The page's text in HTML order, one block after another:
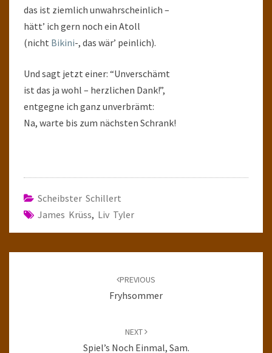
das ist ziemlich unwahrscheinlich –
hätt’ ich gern noch ein Atoll
(nicht Bikini-, das wär’ peinlich).
Und sagt jetzt einer: “Unverschämt
ist das ja wohl – herzlichen Dank!”,
entgegne ich ganz unverbrämt:
Na, warte bis zum nächsten Schrank!
Scheibster Schillert
James Krüss, Liv Tyler
PREVIOUS
Fryhsommer
NEXT
Spiel’s Noch Einmal, Sam.